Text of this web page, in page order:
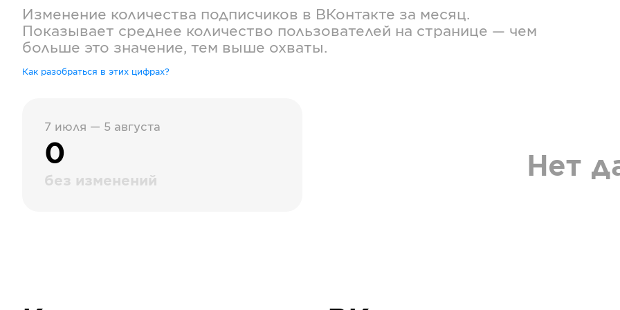
Изменение количества подписчиков в ВКонтакте за месяц.
Показывает среднее количество пользователей на странице — чем
больше это значение, тем выше охваты.
Как разобраться в этих цифрах?
7 июля — 5 августа
0
без изменений Нет